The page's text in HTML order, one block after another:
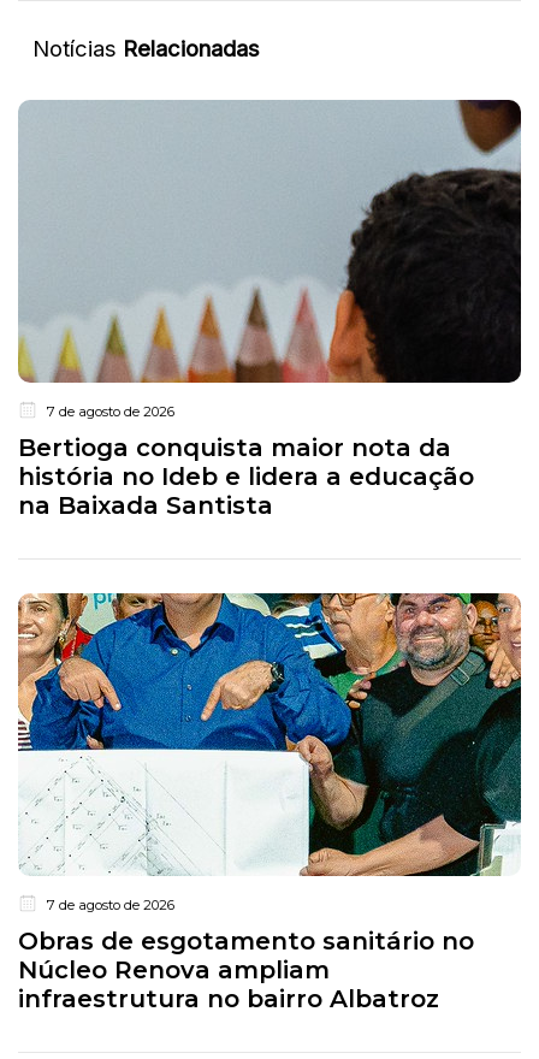
Notícias Relacionadas
7 de agosto de 2026
Bertioga conquista maior nota da
história no Ideb e lidera a educação
na Baixada Santista
7 de agosto de 2026
Obras de esgotamento sanitário no
Núcleo Renova ampliam
infraestrutura no bairro Albatroz